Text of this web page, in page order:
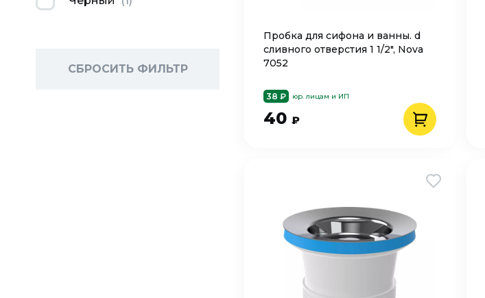
СБРОСИТЬ ФИЛЬТР
Пробка для сифона и ванны. d
сливного отверстия 1 1/2", Nova
7052
38 ₽ юр. лицам и ИП
40 ₽